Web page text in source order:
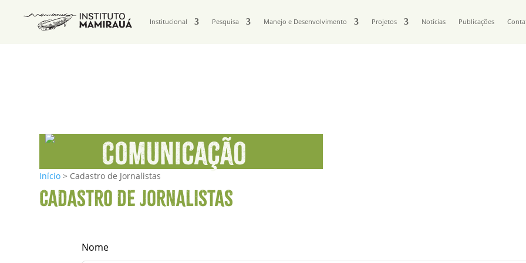
Institucional Pesquisa Manejo e Desenvolvimento Projetos Notícias Publicações
Comunicação
Início > Cadastro de Jornalistas
CADASTRO DE JORNALISTAS
Leave
Nome